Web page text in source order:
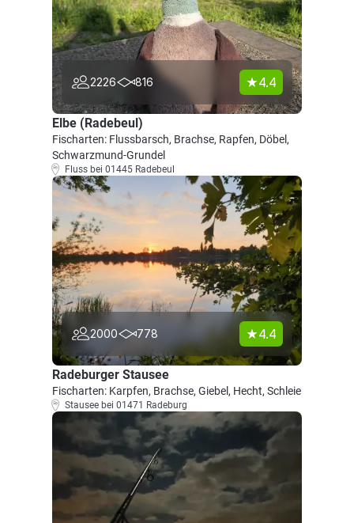
2226 816 4.4
Elbe (Radebeul)
Fischarten: Flussbarsch, Brachse, Rapfen, Döbel,
Schwarzmund-Grundel
Fluss bei 01445 Radebeul
2000 778 4.4
Radeburger Stausee
Fischarten: Karpfen, Brachse, Giebel, Hecht, Schleie
Stausee bei 01471 Radeburg